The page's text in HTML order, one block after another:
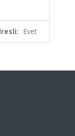
Evet